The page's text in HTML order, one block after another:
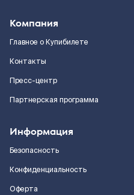
Компания
Главное о Купибилете
Контакты
Пресс-центр
Партнерская программа
Информация
Безопасность
Конфиденциальность
Оферта